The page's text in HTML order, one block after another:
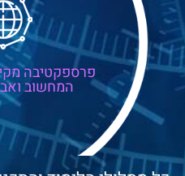
פרספקטיבה
המחשוב